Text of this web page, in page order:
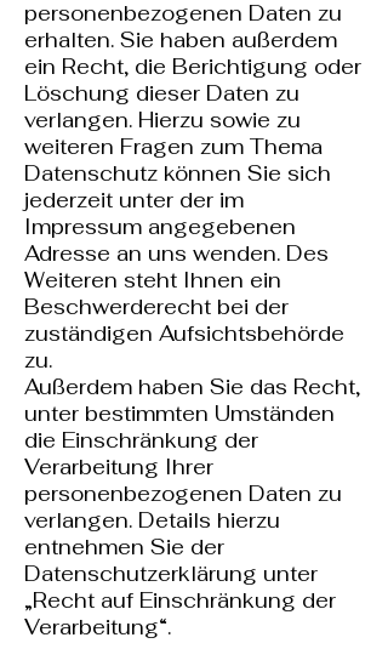
personenbezogenen Daten zu
erhalten. Sie haben außerdem
ein Recht, die Berichtigung oder
Löschung dieser Daten zu
verlangen. Hierzu sowie zu
weiteren Fragen zum Thema
Datenschutz können Sie sich
jederzeit unter der im
Impressum angegebenen
Adresse an uns wenden. Des
Weiteren steht Ihnen ein
Beschwerderecht bei der
zuständigen Aufsichtsbehörde
zu.
Außerdem haben Sie das Recht,
unter bestimmten Umständen
die Einschränkung der
Verarbeitung Ihrer
personenbezogenen Daten zu
verlangen. Details hierzu
entnehmen Sie der
Datenschutzerklärung unter
„Recht auf Einschränkung der
Verarbeitung“.